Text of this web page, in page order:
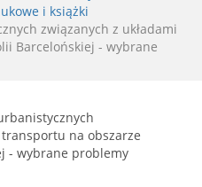
i książki
związanych z układami
Barcelońskiej - wybrane